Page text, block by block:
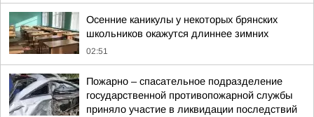
Осенние каникулы у некоторых брянских
школьников окажутся длиннее зимних
02:51
Пожарно – спасательное подразделение
государственной противопожарной службы
приняло участие в ликвидации последствий